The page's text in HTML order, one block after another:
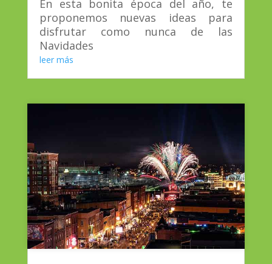
En esta bonita época del año, te
proponemos nuevas ideas para
disfrutar como nunca de las
Navidades
leer más